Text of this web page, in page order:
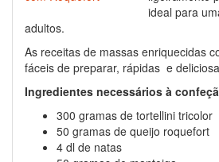
ideal para
adultos.
As receitas de massas enriquecidas
fáceis de preparar, rápidas e
Ingredientes necessários à
300 gramas de tortellini tricolor
50 gramas de queijo roquefort
4 dl de natas